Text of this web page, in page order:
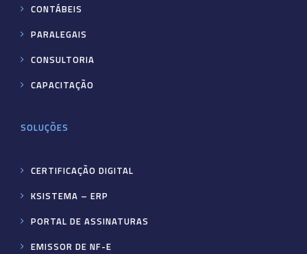
CONTÁBEIS
PARALEGAIS
CONSULTORIA
CAPACITAÇÃO
SOLUÇÕES
CERTIFICAÇÃO DIGITAL
KSISTEMA – ERP
PORTAL DE ASSINATURAS
EMISSOR DE NF-E